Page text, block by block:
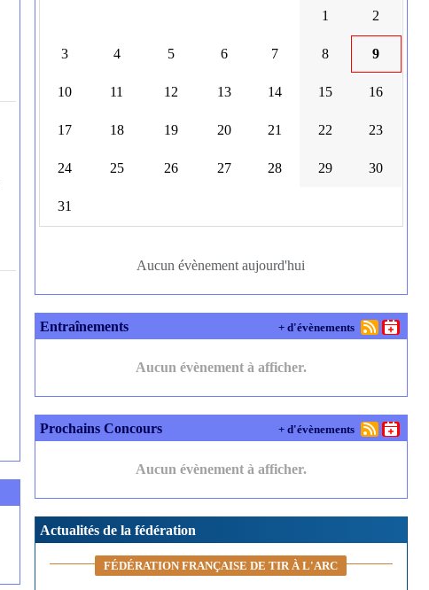
1 2
3 4 5 6 7 8 9
10 11 12 13 14 15 16
17 18 19 20 21 22 23
24 25 26 27 28 29 30
31
Aucun évènement aujourd'hui
Entraînements
Aucun évènement à afficher.
+ d'évènements
Prochains Concours
Aucun évènement à afficher.
+ d'évènements
Actualités de la fédération
FÉDÉRATION FRANÇAISE DE TIR À L'ARC